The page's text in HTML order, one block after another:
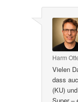
Harm
Vielen
dass
(KU)